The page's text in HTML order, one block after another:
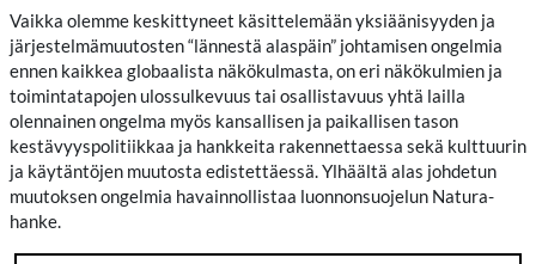
Vaikka olemme keskittyneet käsittelemään yksiäänisyyden ja
järjestelmämuutosten “lännestä alaspäin” johtamisen ongelmia
ennen kaikkea globaalista näkökulmasta, on eri näkökulmien ja
toimintatapojen ulossulkevuus tai osallistavuus yhtä lailla
olennainen ongelma myös kansallisen ja paikallisen tason
kestävyyspolitiikkaa ja hankkeita rakennettaessa sekä kulttuurin
ja käytäntöjen muutosta edistettäessä. Ylhäältä alas johdetun
muutoksen ongelmia havainnollistaa luonnonsuojelun Natura-
hanke.